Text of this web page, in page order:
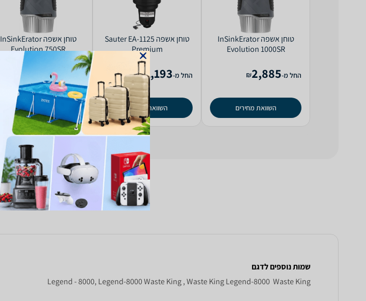
טוחן אשפה InSinkErator
Evolution 1000SR
החל מ-2,885
₪
השוואת מחירים
טוחן אשפה Sauter EA-1125
Premium
החל מ-1,193
₪
השוואת מחירים
טוחן אשפה InSinkErator
Evolution 750SR
החל מ-2,485
₪
השוואת מחירים
שמות נוספים לדגם
Waste King ‏ Legend - 8000, Legend-8000 Waste King , Waste King Legend-8000